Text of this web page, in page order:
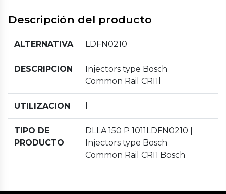
Descripción del producto
ALTERNATIVA LDFN0210
DESCRIPCION
Injectors type Bosch
Common Rail CRI1l
UTILIZACION
TIPO DE
PRODUCTO
DLLA 150 P 1011LDFN0210 |
Injectors type Bosch
Common Rail CRI1 Bosch